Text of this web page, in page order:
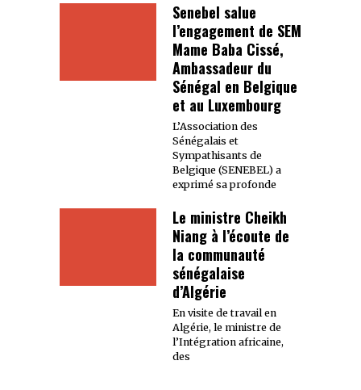
Senebel salue
l’engagement de SEM
Mame Baba Cissé,
Ambassadeur du
Sénégal en Belgique
et au Luxembourg
L’Association des
Sénégalais et
Sympathisants de
Belgique (SENEBEL) a
exprimé sa profonde
Le ministre Cheikh
Niang à l’écoute de
la communauté
sénégalaise
d’Algérie
En visite de travail en
Algérie, le ministre de
l’Intégration africaine,
des